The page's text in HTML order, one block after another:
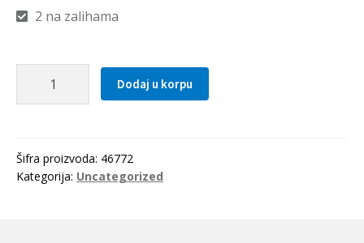
2 na zalihama
količina
Dodaj u korpu
Šifra proizvoda: 46772
Kategorija: Uncategorized